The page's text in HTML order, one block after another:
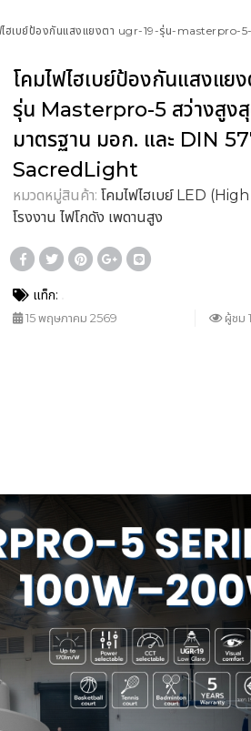
ไฮเบย์ป้องกันแสงแยงตา ugr-19-รุ่น-masterpro-
โคมไฟไฮเบย์ป้องกันแสงแย
รุ่น Masterpro-5 สว่างสูง
มาตรฐาน มอก. และ DIN
SacredLight
หมวดหมู่สินค้า: โคมไฟไฮเบย์ LED
โรงงาน ไฟโกดัง เพดานสูง
แท็ก:
15 พฤษภาคม 2569 ผู้ชม